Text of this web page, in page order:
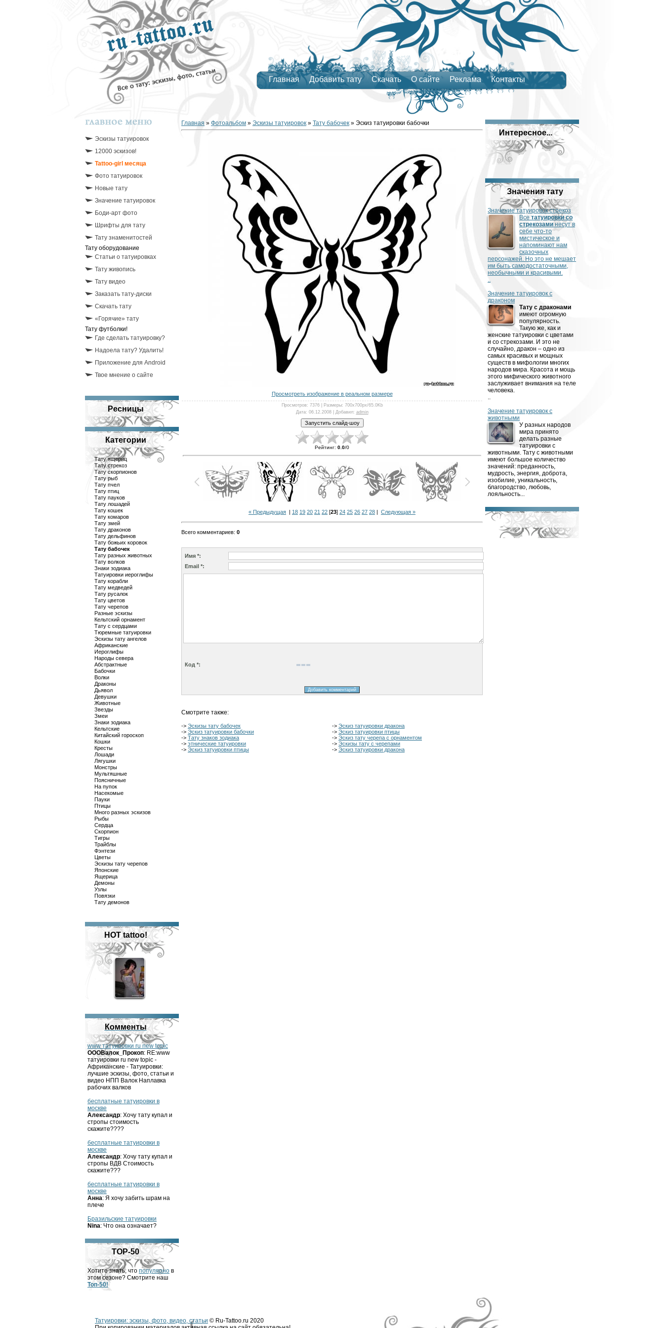
Главная Добавить тату Скачать О сайте Реклама Контакты
Эскизы татуировок
12000 эскизов!
Tattoo-girl месяца
Фото татуировок
Новые тату
Значение татуировок
Боди-арт фото
Шрифты для тату
Тату знаменитостей
Тату оборудование
Статьи о татуировках
Тату живопись
Тату видео
Заказать тату-диски
Скачать тату
«Горячие» тату
Тату футболки!
Где сделать татуировку?
Надоела тату? Удалить!
Приложение для Android
Твое мнение о сайте
Ресницы
Категории
Тату ящериц
Тату стрекоз
Тату скорпионов
Тату рыб
Тату пчел
Тату птиц
Тату пауков
Тату лошадей
Тату кошек
Тату комаров
Тату змей
Тату драконов
Тату дельфинов
Тату божьих коровок
Тату бабочек
Тату разных животных
Тату волков
Знаки зодиака
Татуировки иероглифы
Тату корабли
Тату медведей
Тату русалок
Тату цветов
Тату черепов
Разные эскизы
Кельтский орнамент
Тату с сердцами
Тюремные татуировки
Эскизы тату ангелов
Африканские
Иероглифы
Народы севера
Абстрактные
Бабочки
Волки
Драконы
Дьявол
Девушки
Животные
Звезды
Змеи
Знаки зодиака
Кельтские
Китайский гороскоп
Кошки
Кресты
Лошади
Лягушки
Монстры
Мультяшные
Поясничные
На пупок
Насекомые
Пауки
Птицы
Много разных эскизов
Рыбы
Сердца
Скорпион
Тигры
Трайблы
Фэнтези
Цветы
Эскизы тату черепов
Японские
Ящерица
Демоны
Узлы
Повязки
Тату демонов
HOT tattoo!
Комменты
www татуировки ru new topic
OOOВалок_Прокоп: RE:www
татуировки ru new topic -
Африканские - Татуировки:
лучшие эскизы, фото, статьи и
видео НПП Валок Наплавка
рабочих валков
бесплатные татуировки в
москве
Александр: Хочу тату купал и
стропы стоимость
скажите????
бесплатные татуировки в
москве
Александр: Хочу тату купал и
стропы ВДВ Стоимость
скажите???
бесплатные татуировки в
москве
Анна: Я хочу забить шрам на
плече
Бразильские татуировки
Nina: Что она означает?
TOP-50
Хотите знать, что популярно в
этом сезоне? Смотрите наш
Топ-50!
Интересное...
Значения тату
Значение татуировок стрекоз
Все татуировки со
стрекозаминесут в
себе что-то
мистическое и
напоминают нам
сказочных
персонажей. Но это не мешает
им быть самодостаточными,
необычными и красивыми.
..
Значение татуировок с
драконом
Тату с драконами
имеют огромную
популярность.
Такую же, как и
женские татуировки с цветами
и со стрекозами. И это не
случайно, дракон – одно из
самых красивых и мощных
существ в мифологии многих
народов мира. Красота и мощь
этого мифического животного
заслуживает внимания на теле
человека.
..
Значение татуировок с
животными
У разных народов
мира принято
делать разные
татуировки с
животными. Тату с животными
имеют большое количество
значений: преданность,
мудрость, энергия, доброта,
изобилие, уникальность,
благородство, любовь,
лояльность...
Главная » Фотоальбом » Эскизы татуировок » Тату бабочек » Эскиз татуировки бабочки
Просмотреть изображение в реальном размере
Просмотров: 7376 | Размеры: 700x700px/65.0Kb
Дата: 06.12.2008 | Добавил: admin
Рейтинг: 0.0/0
« Предыдущая | 18 19 20 21 22 [23] 24 25 26 27 28 | Следующая »
Всего комментариев: 0
Имя *:
Email *:
Код *:
Смотрите также:
-> Эскизы тату бабочек -> Эскиз татуировки дракона
-> Эскиз татуировки бабочки -> Эскиз татуировки птицы
-> Тату знаков зодиака -> Эскиз тату черепа с орнаментом
-> этнические татуировки -> Эскизы тату с черепами
-> Эскиз татуировки птицы -> Эскиз татуировки дракона
Татуировки: эскизы, фото, видео, статьи © Ru-Tattoo.ru 2020